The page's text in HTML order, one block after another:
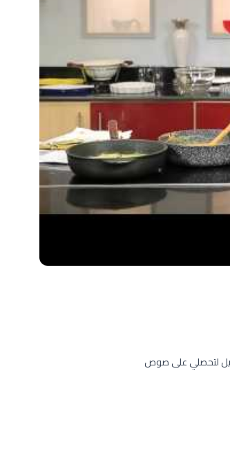
قليل لتحصلي على صوص